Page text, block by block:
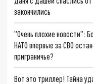
закончились
"Очень плохие новости":
НАТО впервые за СВО
приграничье?
Вот это триллер! Тайна